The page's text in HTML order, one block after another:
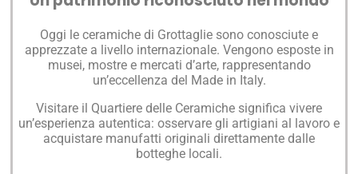
Oggi le ceramiche di Grottaglie sono conosciute e
apprezzate a livello internazionale. Vengono esposte in
musei, mostre e mercati d’arte, rappresentando
un’eccellenza del Made in Italy.
Visitare il Quartiere delle Ceramiche significa vivere
un’esperienza autentica: osservare gli artigiani al lavoro e
acquistare manufatti originali direttamente dalle
botteghe locali.